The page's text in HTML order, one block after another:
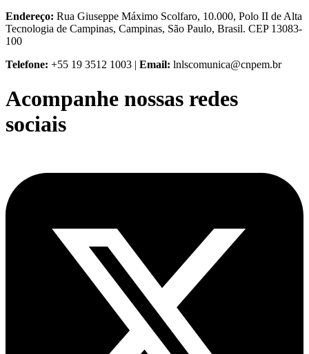
Endereço: Rua Giuseppe Máximo Scolfaro, 10.000, Polo II de Alta
Tecnologia de Campinas, Campinas, São Paulo, Brasil. CEP 13083-
100
Telefone: +55 19 3512 1003 | Email: lnlscomunica@cnpem.br
Acompanhe nossas redes
sociais